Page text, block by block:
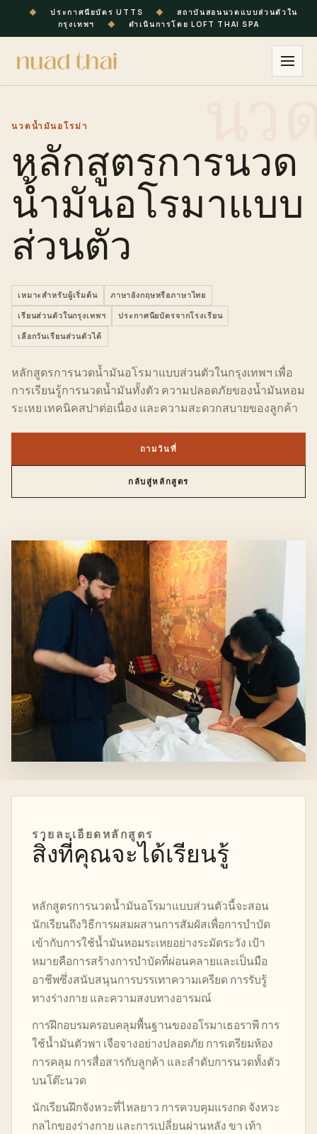
◆ ประกาศนียบัตร UTTS ◆
สถาบันสอนนวดแบบส่วนตัวใน
กรุงเทพฯ
◆ ดำเนินการโดย LOFT THAI SPA
นวดน้ำมันอโรม่า
หลักสูตรการนวด
น้ำมันอโรมาแบบ
ส่วนตัว
เหมาะสำหรับผู้เริ่มต้น ภาษาอังกฤษหรือภาษาไทย
เรียนส่วนตัวในกรุงเทพฯ ประกาศนียบัตรจากโรงเรียน
เลือกวันเรียนส่วนตัวได้
หลักสูตรการนวดน้ำมันอโรมาแบบส่วนตัวในกรุงเทพฯ เพื่อ
การเรียนรู้การนวดน้ำมันทั้งตัว ความปลอดภัยของน้ำมันหอม
ระเหย เทคนิคสปาต่อเนื่อง และความสะดวกสบายของลูกค้า
ถามวันที่
กลับสู่หลักสูตร
รายละเอียดหลักสูตร
สิ่งที่คุณจะได้เรียนรู้
หลักสูตรการนวดน้ำมันอโรมาแบบส่วนตัวนี้จะสอน
นักเรียนถึงวิธีการผสมผสานการสัมผัสเพื่อการบำบัด
เข้ากับการใช้น้ำมันหอมระเหยอย่างระมัดระวัง เป้า
หมายคือการสร้างการบำบัดที่ผ่อนคลายและเป็นมือ
อาชีพซึ่งสนับสนุนการบรรเทาความเครียด การรับรู้
ทางร่างกาย และความสงบทางอารมณ์
การฝึกอบรมครอบคลุมพื้นฐานของอโรมาเธอราพี การ
ใช้น้ำมันตัวพา เจือจางอย่างปลอดภัย การเตรียมห้อง
การคลุม การสื่อสารกับลูกค้า และลำดับการนวดทั้งตัว
บนโต๊ะนวด
นักเรียนฝึกจังหวะที่ไหลยาว การควบคุมแรงกด จังหวะ
กลไกของร่างกาย และการเปลี่ยนผ่านหลัง ขา เท้า